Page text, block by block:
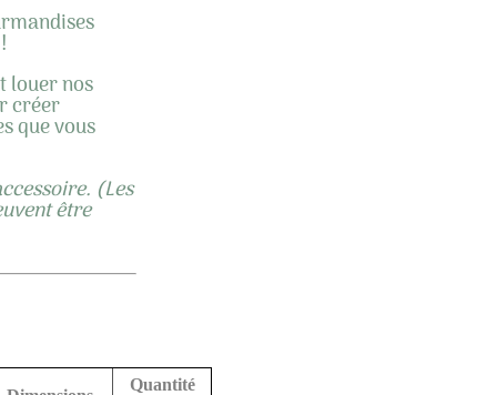
louer nos
créer
que vous
(Les
être
Quantité